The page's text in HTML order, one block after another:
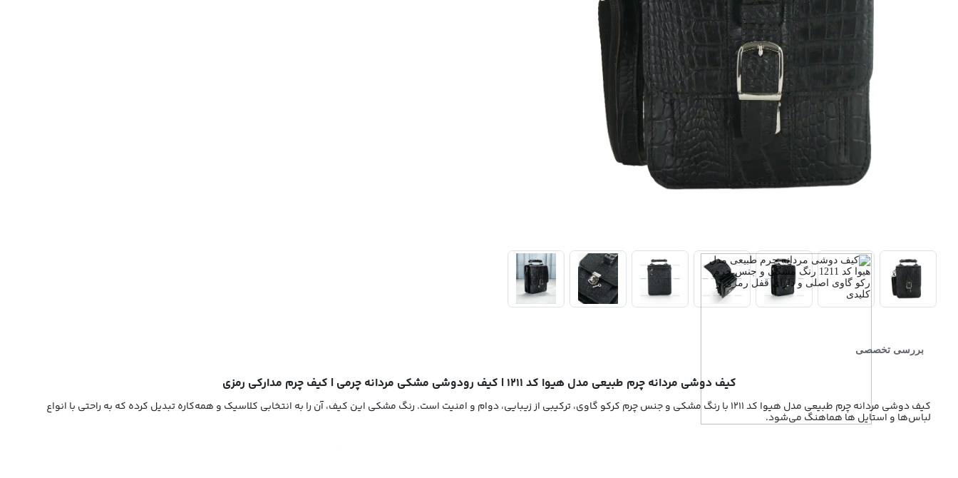
بررسی تخصصی
کیف دوشی مردانه چرم طبیعی مدل هیوا کد 1211 | کیف رودوشی مشکی مردانه چرمی | کیف چرم مدارکی رمزی
کیف دوشی مردانه چرم طبیعی مدل هیوا کد 1211 با رنگ مشکی و جنس چرم کرکو گاوی، ترکیبی از زیبایی، دوام و امنیت است. رنگ مشکی این کیف، آن را به انتخابی کلاسیک و همه‌کاره تبدیل کرده که به راحتی با انواع
لباس‌ها و استایل ها هماهنگ می‌شود.